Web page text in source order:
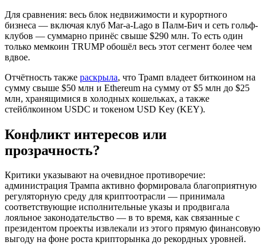
Для сравнения: весь блок недвижимости и курортного
бизнеса — включая клуб Mar-a-Lago в Палм-Бич и сеть гольф-
клубов — суммарно принёс свыше $290 млн. То есть один
только мемкоин TRUMP обошёл весь этот сегмент более чем
вдвое.
Отчётность также раскрыла, что Трамп владеет биткоином на
сумму свыше $50 млн и Ethereum на сумму от $5 млн до $25
млн, хранящимися в холодных кошельках, а также
стейблкоином USDC и токеном USD Key (KEY).
Конфликт интересов или
прозрачность?
Критики указывают на очевидное противоречие:
администрация Трампа активно формировала благоприятную
регуляторную среду для криптоотрасли — принимала
соответствующие исполнительные указы и продвигала
лояльное законодательство — в то время, как связанные с
президентом проекты извлекали из этого прямую финансовую
выгоду на фоне роста крипторынка до рекордных уровней.